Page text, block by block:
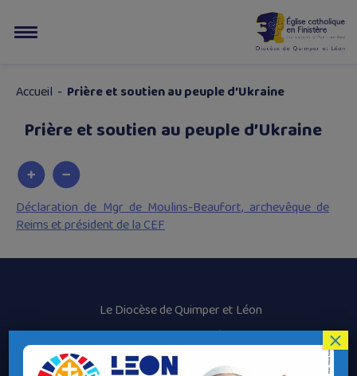
Accueil - Prière et soutien au peuple d’Ukraine
Prière et soutien au peuple d’Ukraine
Déclaration de Mgr de Moulins-Beaufort, archevêque de
Reims et président de la CEF
Le Diocèse de Quimper et Léon
Contacter le Diocèse
Contacter ma Paroisse
×